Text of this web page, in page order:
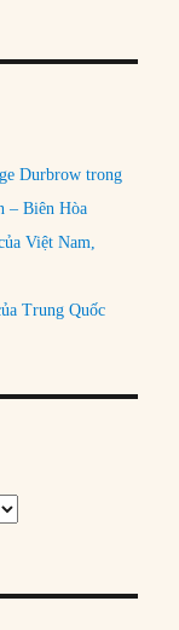
Durbrow trong
– Biên Hòa
Việt Nam,
Trung Quốc